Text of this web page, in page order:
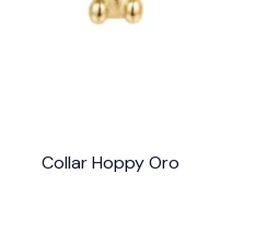
Collar Hoppy Oro